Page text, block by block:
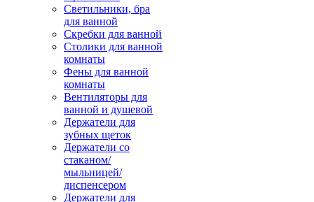
Светильники, бра
для ванной
Скребки для ванной
Столики для ванной
комнаты
Фены для ванной
комнаты
Вентиляторы для
ванной и душевой
Держатели для
зубных щеток
Держатели со
стаканом/
мыльницей/
диспенсером
Держатели для